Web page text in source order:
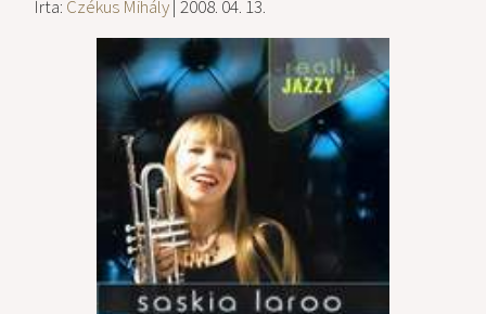
Írta: Czékus Mihály| 2008. 04. 13.